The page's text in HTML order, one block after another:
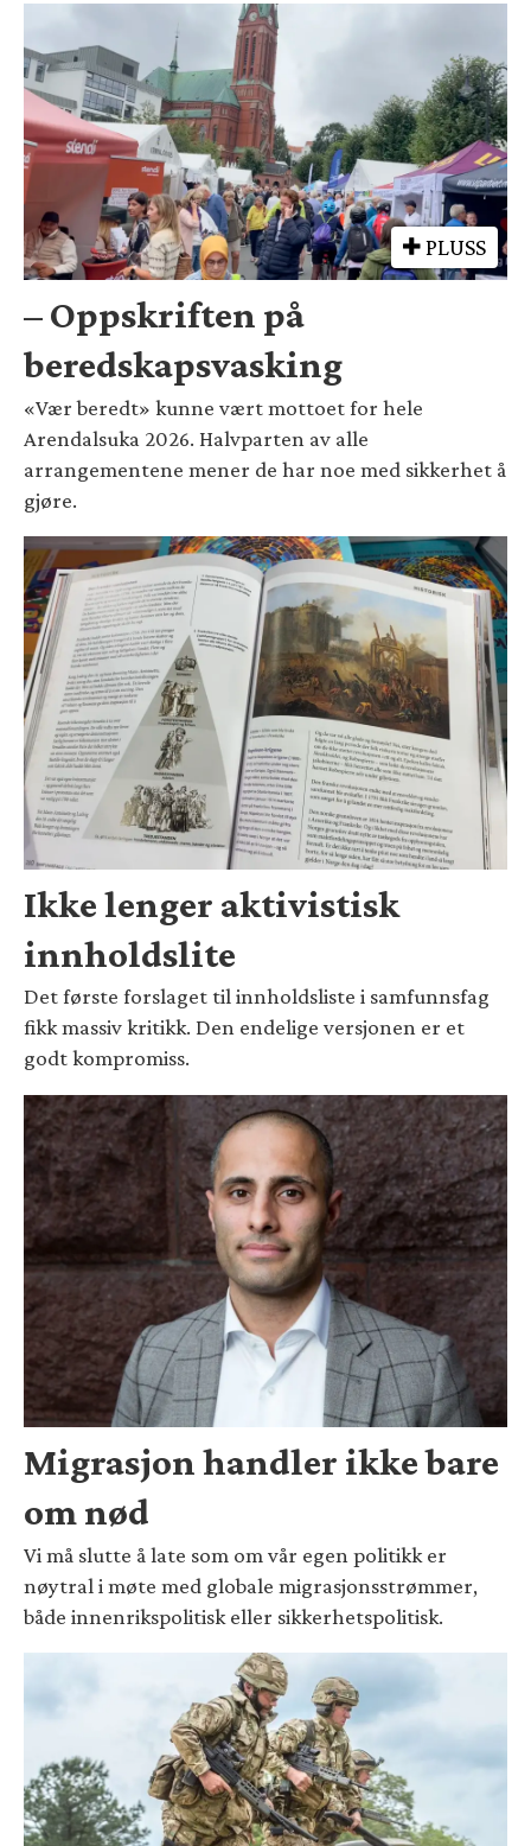
PLUSS
– Oppskriften på
beredskapsvasking
«Vær beredt» kunne vært mottoet for hele
Arendalsuka 2026. Halvparten av alle
arrangementene mener de har noe med sikkerhet å
gjøre.
Ikke lenger aktivistisk
innholdslite
Det første forslaget til innholdsliste i samfunnsfag
fikk massiv kritikk. Den endelige versjonen er et
godt kompromiss.
Migrasjon handler ikke bare
om nød
Vi må slutte å late som om vår egen politikk er
nøytral i møte med globale migrasjonsstrømmer,
både innenrikspolitisk eller sikkerhetspolitisk.